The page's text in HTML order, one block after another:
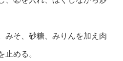
みそ、砂糖、みりんを加え肉
止める。